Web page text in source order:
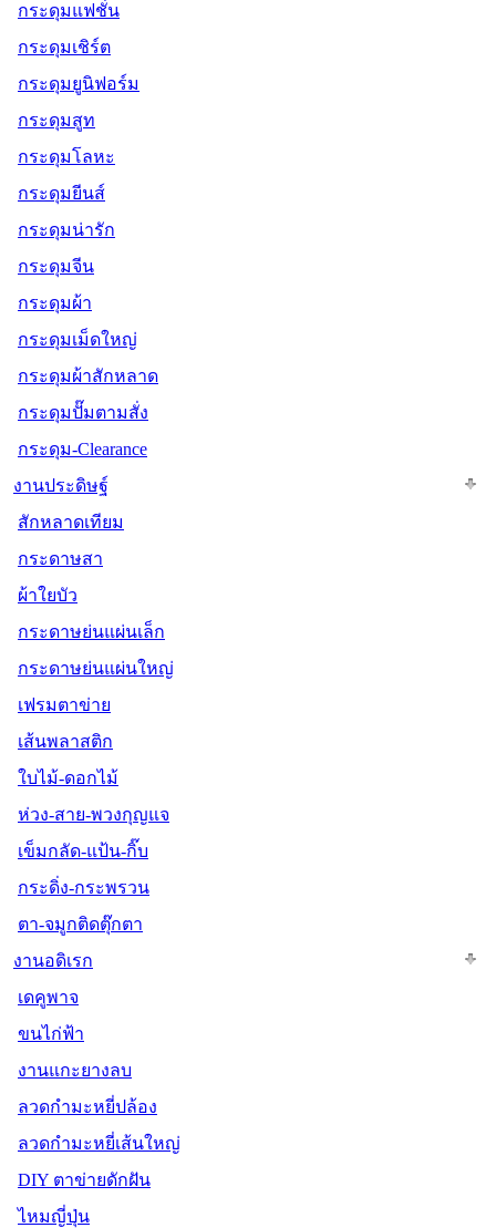
กระดุมแฟชั่น
กระดุมเชิร์ต
กระดุมยูนิฟอร์ม
กระดุมสูท
กระดุมโลหะ
กระดุมยีนส์
กระดุมน่ารัก
กระดุมจีน
กระดุมผ้า
กระดุมเม็ดใหญ่
กระดุมผ้าสักหลาด
กระดุมปั๊มตามสั่ง
กระดุม-Clearance
งานประดิษฐ์
สักหลาดเทียม
กระดาษสา
ผ้าใยบัว
กระดาษย่นแผ่นเล็ก
กระดาษย่นแผ่นใหญ่
เฟรมตาข่าย
เส้นพลาสติก
ใบไม้-ดอกไม้
ห่วง-สาย-พวงกุญแจ
เข็มกลัด-แป้น-กิ๊บ
กระดิ่ง-กระพรวน
ตา-จมูกติดตุ๊กตา
งานอดิเรก
เดคูพาจ
ขนไก่ฟ้า
งานแกะยางลบ
ลวดกำมะหยี่ปล้อง
ลวดกำมะหยี่เส้นใหญ่
DIY ตาข่ายดักฝัน
ไหมญี่ปุ่น